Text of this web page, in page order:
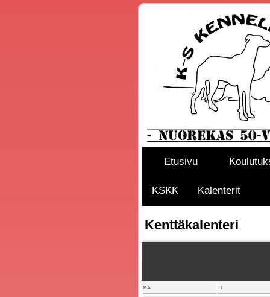
Etusivu
KSKK Kalenterit
Kenttäkalenteri
MA TI